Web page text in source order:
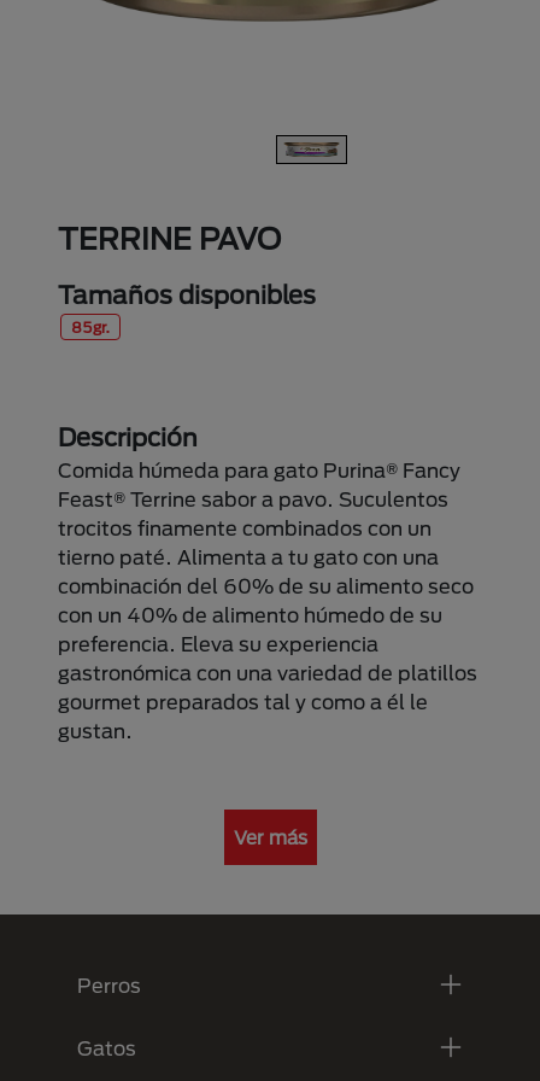
TERRINE PAVO
Tamaños disponibles
85gr.
Descripción
Comida húmeda para gato Purina® Fancy
Feast® Terrine sabor a pavo. Suculentos
trocitos finamente combinados con un
tierno paté. Alimenta a tu gato con una
combinación del 60% de su alimento seco
con un 40% de alimento húmedo de su
preferencia. Eleva su experiencia
gastronómica con una variedad de platillos
gourmet preparados tal y como a él le
gustan.
Ver más
Perros
Gatos